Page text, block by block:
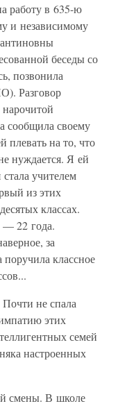
работу в 635-ю
и независимому
беседы со
позвонила
Разговор
сообщила своему
плевать на то, что
нуждается. Я ей
учителем
из этих
классах.
22 года.
за
классное
не спала
этих
семей
настроенных
смены. В школе